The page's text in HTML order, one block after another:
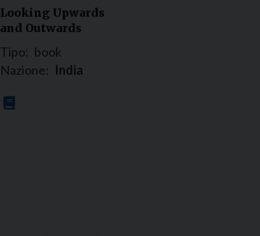
Looking Upwards
and Outwards
Tipo: book
Nazione: India